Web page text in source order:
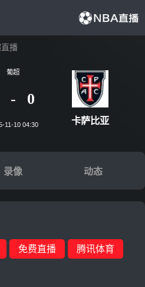
播
0
2025-11-10 04:30
录像 动态
免费直播 腾讯体育